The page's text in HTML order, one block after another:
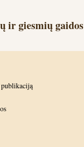
ir giesmių gaidos